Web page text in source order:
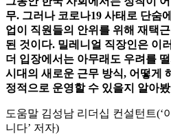
무. 그러나 코로나19 사태로 단숨
업이 직원들의 안위를 위해 재택
된 것이다. 밀레니얼 직장인은 이
더 입장에서는 아무래도 우려를
시대의 새로운 근무 방식, 어떻게
정적으로 운영할 수 있을지 알아
도움말 김성남 리더십 컨설턴트(‘
니다’ 저자)